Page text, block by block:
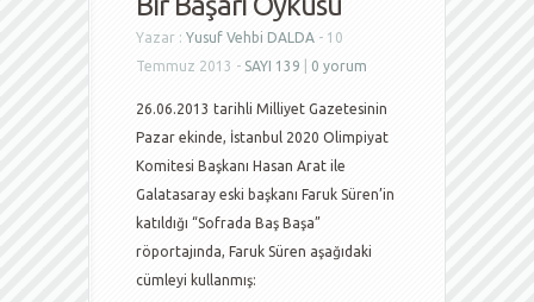
Yazar : Yusuf Vehbi DALDA - 10
Temmuz 2013 - SAYI 139 0 yorum
26.06.2013 tarihli Milliyet Gazetesinin
Pazar ekinde, İstanbul 2020 Olimpiyat
Komitesi Başkanı Hasan Arat ile
Galatasaray eski başkanı Faruk Süren’in
katıldığı “Sofrada Baş Başa”
röportajında, Faruk Süren aşağıdaki
cümleyi kullanmış: